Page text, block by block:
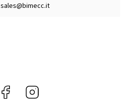
sales@bimecc.it
Facebook